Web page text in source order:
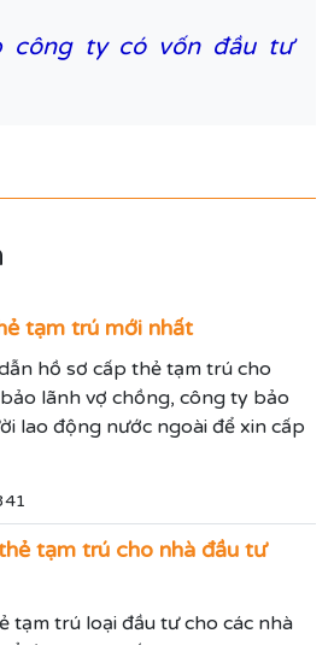
công ty có vốn đầu tư
tạm trú mới nhất
hồ sơ cấp thẻ tạm trú cho
lãnh vợ chồng, công ty bảo
lao động nước ngoài để xin cấp
tạm trú cho nhà đầu tư
tạm trú loại đầu tư cho các nhà